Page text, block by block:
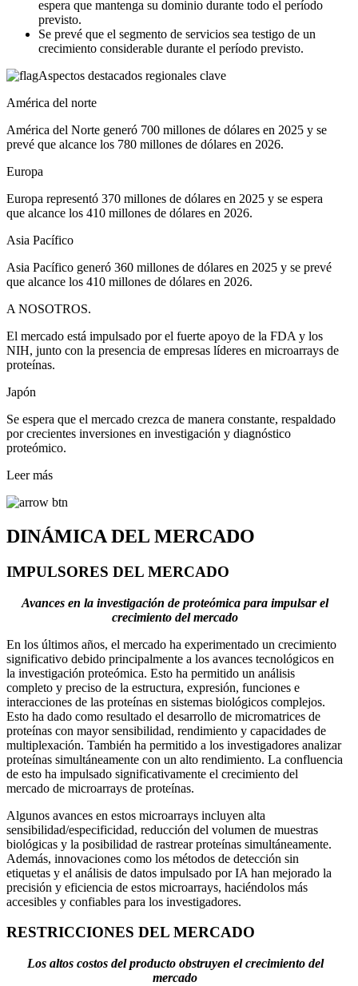
espera que mantenga su dominio durante todo el período
previsto.
Se prevé que el segmento de servicios sea testigo de un
crecimiento considerable durante el período previsto.
Aspectos destacados regionales clave
América del norte
América del Norte generó 700 millones de dólares en 2025 y se
prevé que alcance los 780 millones de dólares en 2026.
Europa
Europa representó 370 millones de dólares en 2025 y se espera
que alcance los 410 millones de dólares en 2026.
Asia Pacífico
Asia Pacífico generó 360 millones de dólares en 2025 y se prevé
que alcance los 410 millones de dólares en 2026.
A NOSOTROS.
El mercado está impulsado por el fuerte apoyo de la FDA y los
NIH, junto con la presencia de empresas líderes en microarrays de
proteínas.
Japón
Se espera que el mercado crezca de manera constante, respaldado
por crecientes inversiones en investigación y diagnóstico
proteómico.
Leer más
DINÁMICA DEL MERCADO
IMPULSORES DEL MERCADO
Avances en la investigación de proteómica para impulsar el
crecimiento del mercado
En los últimos años, el mercado ha experimentado un crecimiento
significativo debido principalmente a los avances tecnológicos en
la investigación proteómica. Esto ha permitido un análisis
completo y preciso de la estructura, expresión, funciones e
interacciones de las proteínas en sistemas biológicos complejos.
Esto ha dado como resultado el desarrollo de micromatrices de
proteínas con mayor sensibilidad, rendimiento y capacidades de
multiplexación. También ha permitido a los investigadores analizar
proteínas simultáneamente con un alto rendimiento. La confluencia
de esto ha impulsado significativamente el crecimiento del
mercado de microarrays de proteínas.
Algunos avances en estos microarrays incluyen alta
sensibilidad/especificidad, reducción del volumen de muestras
biológicas y la posibilidad de rastrear proteínas simultáneamente.
Además, innovaciones como los métodos de detección sin
etiquetas y el análisis de datos impulsado por IA han mejorado la
precisión y eficiencia de estos microarrays, haciéndolos más
accesibles y confiables para los investigadores.
RESTRICCIONES DEL MERCADO
Los altos costos del producto obstruyen el crecimiento del
mercado